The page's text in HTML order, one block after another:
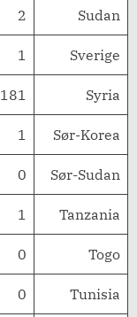
Sudan
2
Sverige
1
Syria
181
Sør-Korea
1
Sør-Sudan
0
Tanzania
1
Togo
0
Tunisia
0